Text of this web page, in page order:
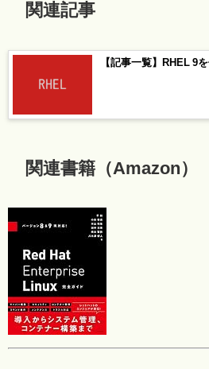
関連記事
【記事一覧】RHEL 9
関連書籍（Amazon）